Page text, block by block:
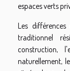
espaces verts
Les
traditionnel
construction,
naturellement,